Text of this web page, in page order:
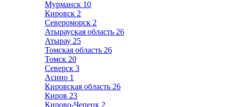
Мурманск 10
Кировск 2
Североморск 2
Атырауская область 26
Атырау 25
Томская область 26
Томск 20
Северск 3
Асино 1
Кировская область 26
Киров 23
Кирово-Чепецк 2